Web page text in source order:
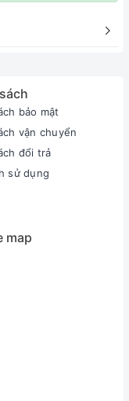
bảo mật
vận chuyển
đổi trả
sử dụng
map